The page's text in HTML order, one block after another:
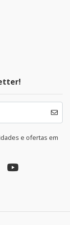
e ofertas em